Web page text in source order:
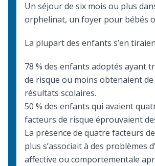
Un séjour de six mois ou plus
orphelinat, un foyer pour bébés
La plupart des enfants s’en
78 % des enfants adoptés ayant
de risque ou moins obtenaient
résultats scolaires.
50 % des enfants qui avaient
facteurs de risque éprouvaient
La présence de quatre facteurs
plus s’associait à des problèmes
affective ou comportementale